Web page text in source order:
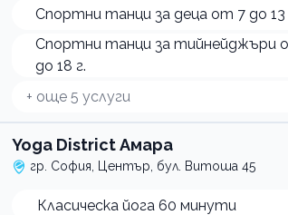
Спортни танци за деца от 7 до 13
Спортни танци за тийнейджъри
до 18 г.
+ още 5 услуги
Yoga District Амара
гр. София, Център, бул. Витоша 45
Класическа йога 60 минути